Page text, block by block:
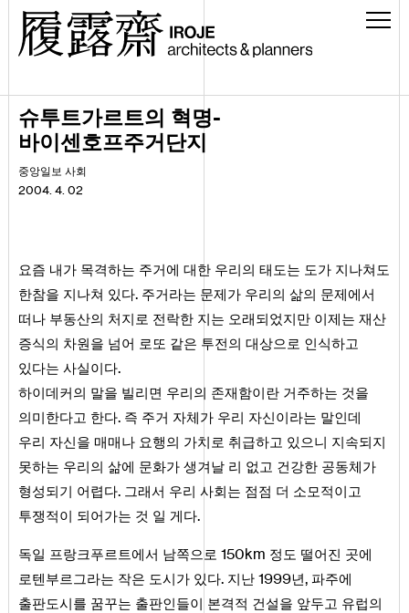
슈투트가르트의 혁명-
바이센호프주거단지
중앙일보 사회
2004. 4. 02
요즘 내가 목격하는 주거에 대한 우리의 태도는 도가 지나쳐도
한참을 지나쳐 있다. 주거라는 문제가 우리의 삶의 문제에서
떠나 부동산의 처지로 전락한 지는 오래되었지만 이제는 재산
증식의 차원을 넘어 로또 같은 투전의 대상으로 인식하고
있다는 사실이다.
하이데커의 말을 빌리면 우리의 존재함이란 거주하는 것을
의미한다고 한다. 즉 주거 자체가 우리 자신이라는 말인데
우리 자신을 매매나 요행의 가치로 취급하고 있으니 지속되지
못하는 우리의 삶에 문화가 생겨날 리 없고 건강한 공동체가
형성되기 어렵다. 그래서 우리 사회는 점점 더 소모적이고
투쟁적이 되어가는 것 일 게다.
독일 프랑크푸르트에서 남쪽으로 150km 정도 떨어진 곳에
로텐부르그라는 작은 도시가 있다. 지난 1999년, 파주에
출판도시를 꿈꾸는 출판인들이 본격적 건설을 앞두고 유럽의